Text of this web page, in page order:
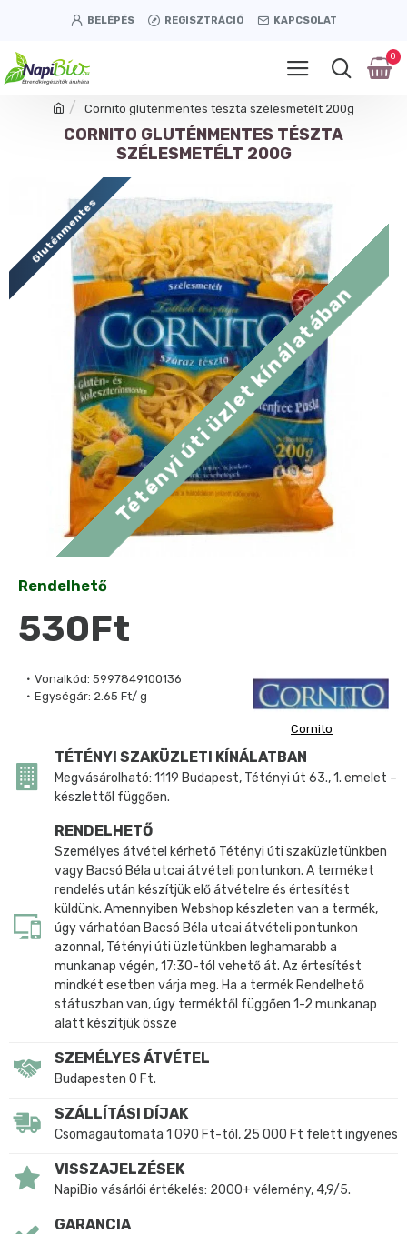
BELÉPÉS REGISZTRÁCIÓ KAPCSOLAT
0
Cornito gluténmentes tészta szélesmetélt 200g
CORNITO GLUTÉNMENTES TÉSZTA
SZÉLESMETÉLT 200G
Gluténmentes
Tétényi úti üzlet kínálatában
Vonalkód: 5997849100136
Egységár: 2.65 Ft/ g
Cornito
Rendelhető
530Ft
TÉTÉNYI SZAKÜZLETI KÍNÁLATBAN
Megvásárolható: 1119 Budapest, Tétényi út 63., 1. emelet –
készlettől függően.
RENDELHETŐ
Személyes átvétel kérhető Tétényi úti szaküzletünkben
vagy Bacsó Béla utcai átvételi pontunkon. A terméket
rendelés után készítjük elő átvételre és értesítést
küldünk. Amennyiben Webshop készleten van a termék,
úgy várhatóan Bacsó Béla utcai átvételi pontunkon
azonnal, Tétényi úti üzletünkben leghamarabb a
munkanap végén, 17:30-tól vehető át. Az értesítést
mindkét esetben várja meg. Ha a termék Rendelhető
státuszban van, úgy terméktől függően 1-2 munkanap
alatt készítjük össze
SZEMÉLYES ÁTVÉTEL
Budapesten 0 Ft.
SZÁLLÍTÁSI DÍJAK
Csomagautomata 1 090 Ft-tól, 25 000 Ft felett ingyenes
VISSZAJELZÉSEK
NapiBio vásárlói értékelés: 2000+ vélemény, 4,9/5.
GARANCIA